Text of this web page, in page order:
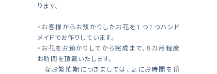
ります。
・お客様からお預かりしたお花を１つ１つハンド
メイドでお作りしています。
・お花をお預かりしてから完成まで、８カ月程度
お時間を頂戴いたします。
なお繁忙期につきましては、更にお時間を頂